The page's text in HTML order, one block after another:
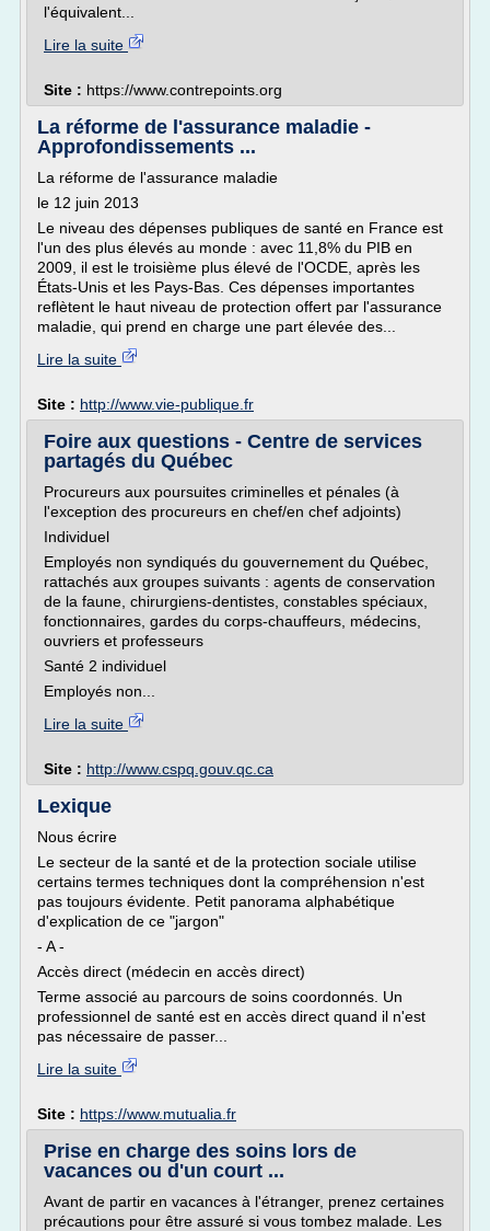
l'équivalent...
Lire la suite
Site : https://www.contrepoints.org
La réforme de l'assurance maladie -
Approfondissements ...
La réforme de l'assurance maladie
le 12 juin 2013
Le niveau des dépenses publiques de santé en France est
l'un des plus élevés au monde : avec 11,8% du PIB en
2009, il est le troisième plus élevé de l'OCDE, après les
États-Unis et les Pays-Bas. Ces dépenses importantes
reflètent le haut niveau de protection offert par l'assurance
maladie, qui prend en charge une part élevée des...
Lire la suite
Site : http://www.vie-publique.fr
Foire aux questions - Centre de services
partagés du Québec
Procureurs aux poursuites criminelles et pénales (à
l'exception des procureurs en chef/en chef adjoints)
Individuel
Employés non syndiqués du gouvernement du Québec,
rattachés aux groupes suivants : agents de conservation
de la faune, chirurgiens-dentistes, constables spéciaux,
fonctionnaires, gardes du corps-chauffeurs, médecins,
ouvriers et professeurs
Santé 2 individuel
Employés non...
Lire la suite
Site : http://www.cspq.gouv.qc.ca
Lexique
Nous écrire
Le secteur de la santé et de la protection sociale utilise
certains termes techniques dont la compréhension n'est
pas toujours évidente. Petit panorama alphabétique
d'explication de ce "jargon"
- A -
Accès direct (médecin en accès direct)
Terme associé au parcours de soins coordonnés. Un
professionnel de santé est en accès direct quand il n'est
pas nécessaire de passer...
Lire la suite
Site : https://www.mutualia.fr
Prise en charge des soins lors de
vacances ou d'un court ...
Avant de partir en vacances à l'étranger, prenez certaines
précautions pour être assuré si vous tombez malade. Les